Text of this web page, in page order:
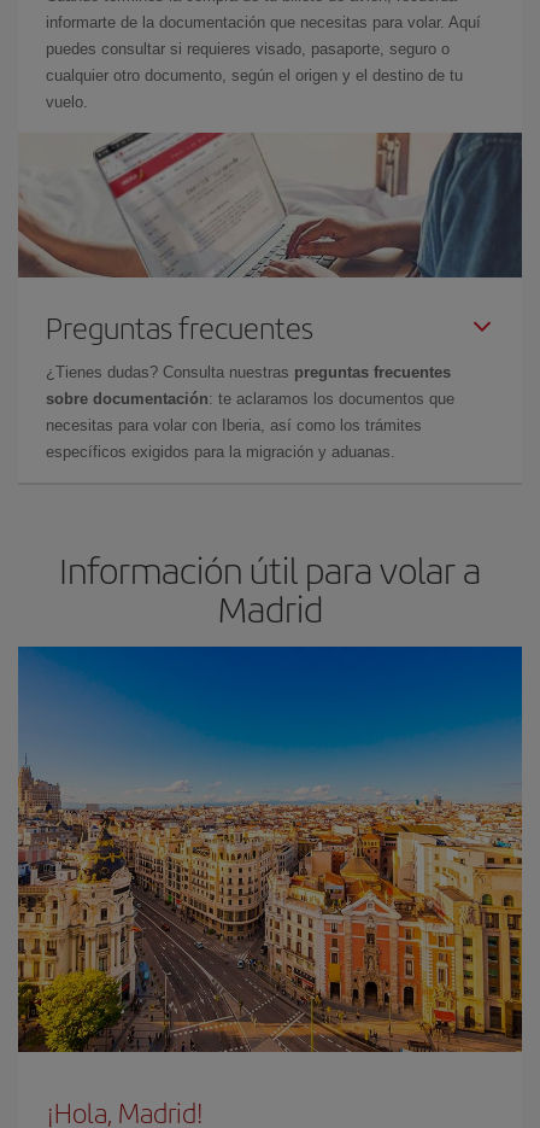
informarte de la documentación que necesitas para volar. Aquí
puedes consultar si requieres visado, pasaporte, seguro o
cualquier otro documento, según el origen y el destino de tu
vuelo.
Preguntas frecuentes
¿Tienes dudas? Consulta nuestras preguntas frecuentes
sobre documentación: te aclaramos los documentos que
necesitas para volar con Iberia, así como los trámites
específicos exigidos para la migración y aduanas.
Información útil para volar a
Madrid
¡Hola, Madrid!